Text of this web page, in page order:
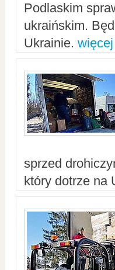
Podlaskim
ukraińskim.
Ukrainie.
sprzed
który dotrze na